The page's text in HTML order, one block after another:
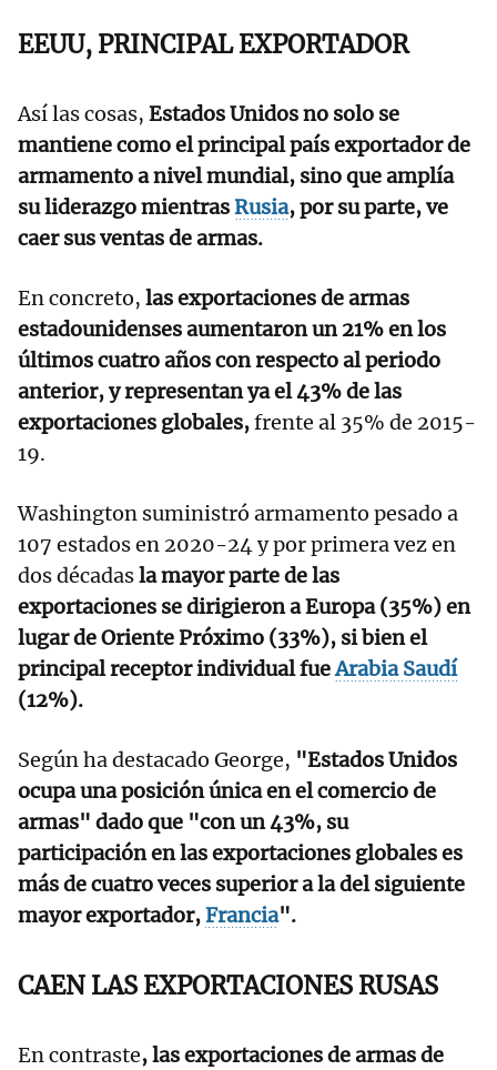
EEUU, PRINCIPAL EXPORTADOR
Así las cosas, Estados Unidos no solo se
mantiene como el principal país exportador de
armamento a nivel mundial, sino que amplía
su liderazgo mientrasRusia, por su parte, ve
caer sus ventas de armas.
En concreto, las exportaciones de armas
estadounidenses aumentaron un 21% en los
últimos cuatro años con respecto al periodo
anterior, y representan ya el 43% de las
exportaciones globales,frente al 35% de 2015-
19.
Washington suministró armamento pesado a
107 estados en 2020-24 y por primera vez en
dos décadasla mayor parte de las
exportaciones se dirigieron a Europa (35%) en
lugar de Oriente Próximo (33%), si bien el
principal receptor individual fueArabia Saudí
(12%).
Según ha destacado George, "Estados Unidos
ocupa una posición única en el comercio de
armas" dado que "con un 43%, su
participación en las exportaciones globales es
más de cuatro veces superior a la del siguiente
mayor exportador,Francia".
CAEN LAS EXPORTACIONES RUSAS
En contraste, las exportaciones de armas de